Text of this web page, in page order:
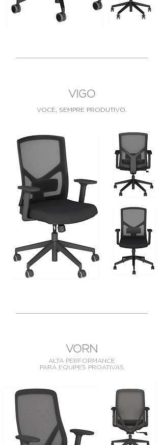
VIGO
VOCÊ, SEMPRE PRODUTIVO.
VORN
ALTA PERFORMANCE
PARA EQUIPES PROATIVAS